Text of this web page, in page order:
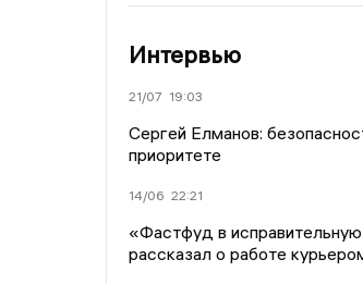
Интервью
21/07 19:03
Сергей Елманов:
приоритете
14/06 22:21
«Фастфуд в
рассказал о работе